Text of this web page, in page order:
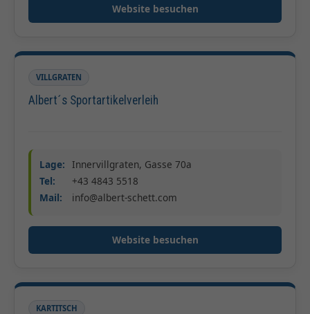
Website besuchen
VILLGRATEN
Albert´s Sportartikelverleih
Lage: Innervillgraten, Gasse 70a
Tel:
+43 4843 5518
Mail:
info@albert-schett.com
Website besuchen
KARTITSCH